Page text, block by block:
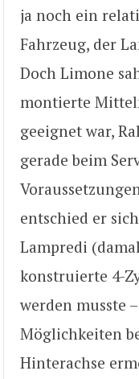
ja noch ein
Fahrzeug, der
Doch Limone
montierte
geeignet war,
gerade beim
entschied er
Lampredi
konstruierte 4-
werden musste
Möglichkeiten
Hinterachse